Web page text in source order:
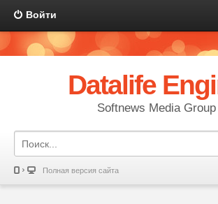
Войти
Datalife
Softnews Media Group
Полная версия сайта